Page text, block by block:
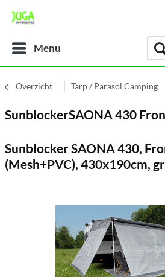
Menu
Overzicht Tarp / Parasol Camping
SunblockerSAONA 430
Sunblocker SAONA 430,
(Mesh+PVC), 430x190cm,